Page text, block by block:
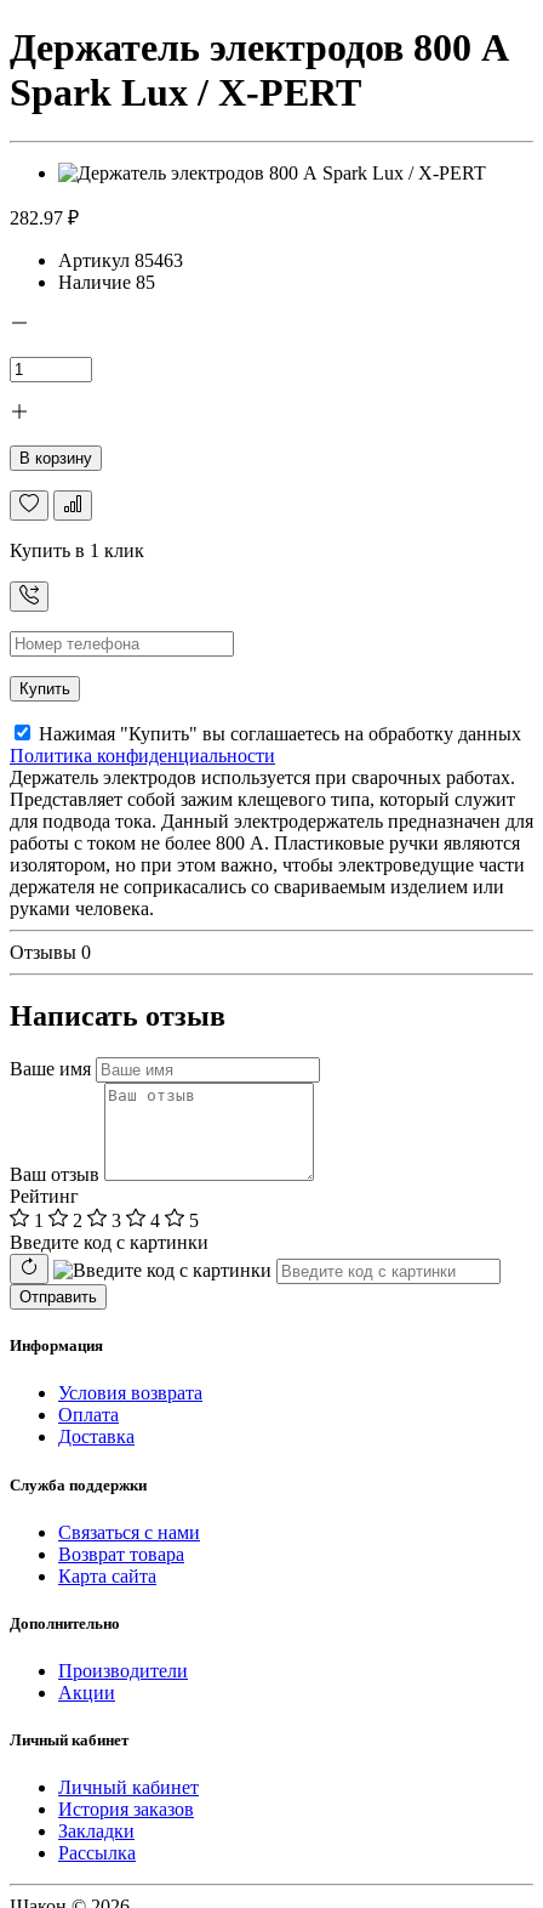
Держатель электродов 800 А
Spark Lux / X-PERT
282.97 ₽
Артикул 85463
Наличие 85
В корзину
Купить в 1 клик
Купить
Нажимая "Купить" вы соглашаетесь на обработку данных
Политика конфиденциальности
Держатель электродов используется при сварочных работах.
Представляет собой зажим клещевого типа, который служит
для подвода тока. Данный электродержатель предназначен для
работы с током не более 800 А. Пластиковые ручки являются
изолятором, но при этом важно, чтобы электроведущие части
держателя не соприкасались со свариваемым изделием или
руками человека.
Отзывы 0
Написать отзыв
Ваше имя
Ваш отзыв
Рейтинг
1
2 3 4
5
Введите код с картинки
Отправить
Информация
Условия возврата
Оплата
Доставка
Служба поддержки
Связаться с нами
Возврат товара
Карта сайта
Дополнительно
Производители
Акции
Личный кабинет
Личный кабинет
История заказов
Закладки
Рассылка